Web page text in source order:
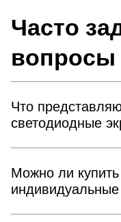
Часто
вопросы
Что
светодиодные
Можно ли